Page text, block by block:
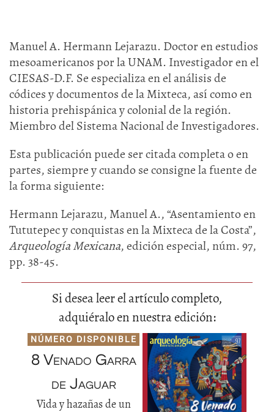
Manuel A. Hermann Lejarazu. Doctor en estudios
mesoamericanos por la UNAM. Investigador en el
CIESAS-D.F. Se especializa en el análisis de
códices y documentos de la Mixteca, así como en
historia prehispánica y colonial de la región.
Miembro del Sistema Nacional de Investigadores.
Esta publicación puede ser citada completa o en
partes, siempre y cuando se consigne la fuente de
la forma siguiente:
Hermann Lejarazu, Manuel A., “Asentamiento en
Tututepec y conquistas en la Mixteca de la Costa”,
Arqueología Mexicana, edición especial, núm. 97,
pp. 38-45.
Si desea leer el artículo completo,
adquiéralo en nuestra edición:
NÚMERO DISPONIBLE
8 Venado Garra
de Jaguar
Vida y hazañas de un